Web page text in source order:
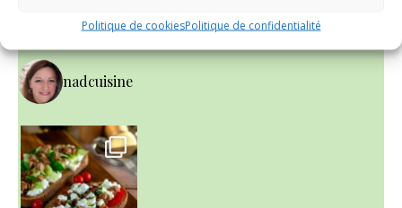
Politique de cookiesPolitique de confidentialité
INSTAGRAM
nadcuisine